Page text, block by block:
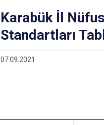
Karabük İl
Standartları
07.09.2021